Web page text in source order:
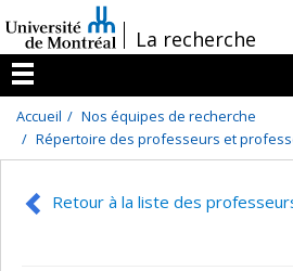
au
contenu
/La recherche
Menu
Accueil
Nos équipes de recherche
Répertoire des professeurs et
Retour à la liste des